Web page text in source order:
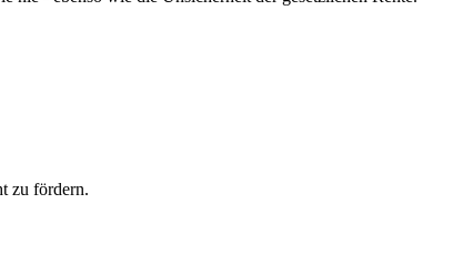
zu fördern.